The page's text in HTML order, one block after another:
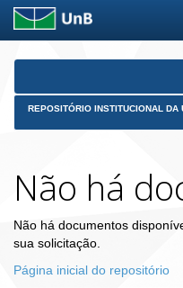
Skip
REPOSITÓRIO INSTITUCIONAL DA
Não há
Não há documentos
sua solicitação.
Página inicial do repositório